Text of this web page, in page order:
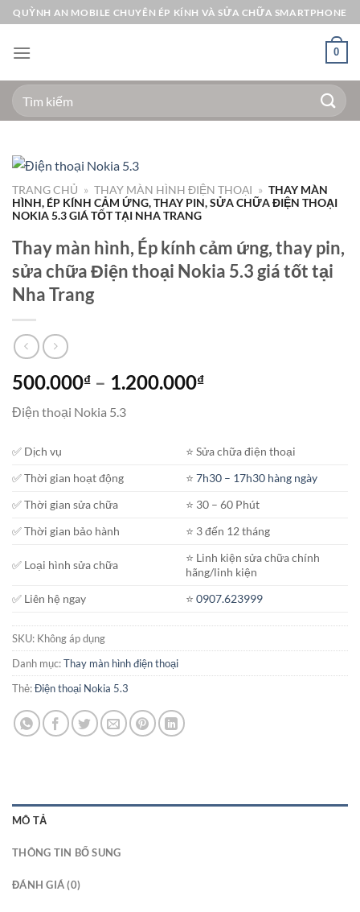
Bỏ
qua
nội
QUỲNH AN MOBILE CHUYÊN ÉP KÍNH VÀ SỬA CHỮA SMARTPHONE
0
Tìm
kiếm:
TRANG CHỦ » THAY MÀN HÌNH ĐIỆN THOẠI » THAY MÀN
HÌNH, ÉP KÍNH CẢM ỨNG, THAY PIN, SỬA CHỮA ĐIỆN THOẠI
NOKIA 5.3 GIÁ TỐT TẠI NHA TRANG
Thay màn hình, Ép kính cảm ứng, thay pin,
sửa chữa Điện thoại Nokia 5.3 giá tốt tại
Nha Trang
500.000₫ – 1.200.000₫Khoảng
đến
1.200.000₫
Điện thoại Nokia 5.3
✅ Dịch vụ
⭐️ Sửa chữa điện thoại
✅ Thời gian hoạt động
⭐️7h30 – 17h30 hàng ngày
✅ Thời gian sửa chữa
⭐️ 30 – 60 Phút
✅ Thời gian bảo hành
⭐️ 3 đến 12 tháng
✅ Loại hình sửa chữa
⭐️ Linh kiện sửa chữa chính
hãng/linh kiện
✅ Liên hệ ngay
⭐️0907.623999
SKU: Không áp dụng
Danh mục:Thay màn hình điện thoại
Thẻ:Điện thoại Nokia 5.3
MÔ TẢ
THÔNG TIN BỔ SUNG
ĐÁNH GIÁ (0)